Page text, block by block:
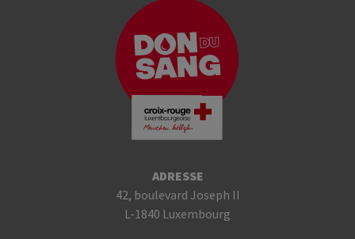
ADRESSE
42, boulevard Joseph II
L-1840 Luxembourg